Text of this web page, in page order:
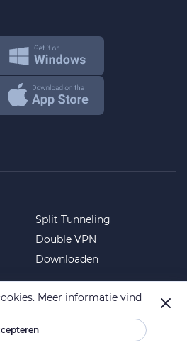
Huawei
Split Tunneling
Double VPN
Downloaden
Meer informatie vind